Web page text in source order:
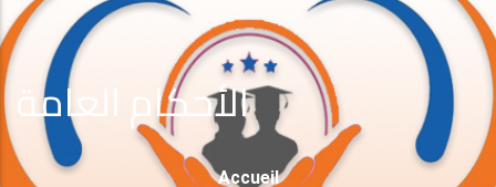
الأحكام العامة
Fil
Accueil